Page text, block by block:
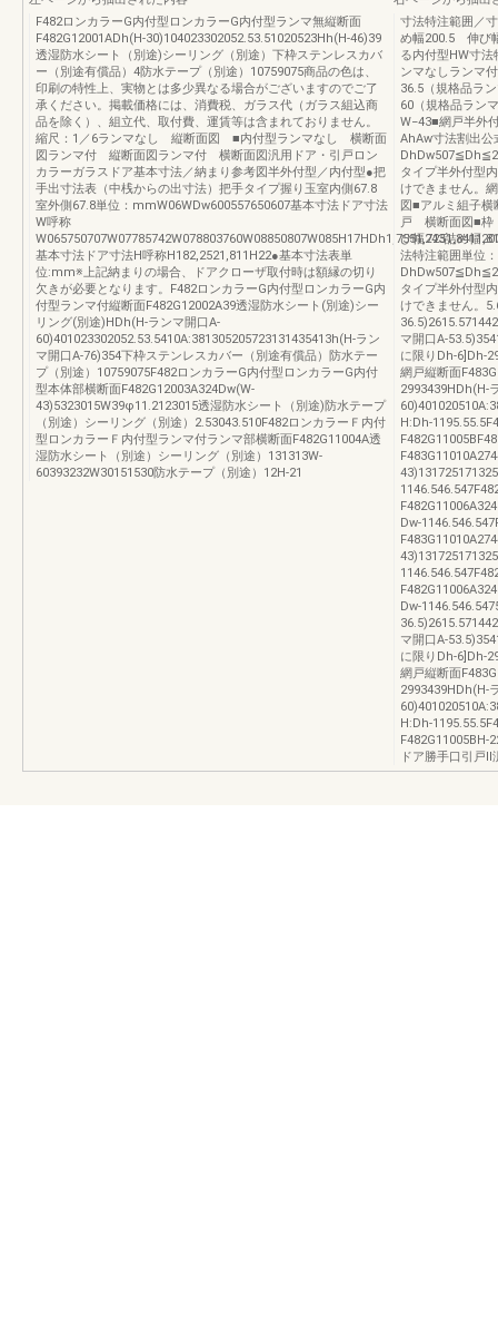
F482ロンカラーG内付型ロンカラーG内付型ランマ無縦断面
F482G12001ADh(H-30)104023302052.53.51020523Hh(H-46)39
透湿防水シート（別途)シーリング（別途）下枠ステンレスカバ
ー（別途有償品）4防水テープ（別途）10759075商品の色は、
印刷の特性上、実物とは多少異なる場合がございますのでご了
承ください。掲載価格には、消費税、ガラス代（ガラス組込商
品を除く）、組立代、取付費、運賃等は含まれておりません。
縮尺：1／6ランマなし 縦断面図 ■内付型ランマなし 横断面
図ランマ付 縦断面図ランマ付 横断面図汎用ドア・引戸ロン
カラーガラスドア基本寸法／納まり参考図半外付型／内付型●把
手出寸法表（中桟からの出寸法）把手タイプ握り玉室内側67.8
室外側67.8単位：mmW06WDw600557650607基本寸法ドア寸法
W呼称
基本寸法ドア寸法H呼称H182,2521,811H22●基本寸法表単
位:mm※上記納まりの場合、ドアクローザ取付時は額縁の切り
欠きが必要となります。F482ロンカラーG内付型ロンカラーG内
付型ランマ付縦断面F482G12002A39透湿防水シート(別途)シー
リング(別途)HDh(H-ランマ開口A-
60)401023302052.53.5410A:381305205723131435413h(H-ラン
マ開口A-76)354下枠ステンレスカバー（別途有償品）防水テー
プ（別途）10759075F482ロンカラーG内付型ロンカラーG内付
型本体部横断面F482G12003A324Dw(W-
43)5323015W39φ11.2123015透湿防水シート（別途)防水テープ
（別途）シーリング（別途）2.53043.510F482ロンカラーＦ内付
型ロンカラーＦ内付型ランマ付ランマ部横断面F482G11004A透
湿防水シート（別途）シーリング（別途）131313W-
60393232W30151530防水テープ（別途）12H-21
寸法特注範囲／
め幅200.5 伸び
る内付型HW寸
ンマなしランマ
36.5（規格品ラ
60（規格品ラン
W−43■網戸半外
AhAw寸法割出
タイプ半外付型
けできません。
図■アルミ組子
戸 横断面図■枠
び幅243詰め幅
法特注範囲単位
タイプ半外付型
けできません。
マ開口A-
に限りDh-6]Dh-
網戸縦断面
2993439HDh(H-
H:Dh-
Dw-
Dw-
マ開口A-
に限りDh-6]Dh-
網戸縦断面
2993439HDh(H-
H:Dh-
F482G11005BH-
ドア勝手口引戸